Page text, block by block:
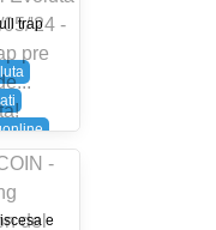
trap
(SPX)
e